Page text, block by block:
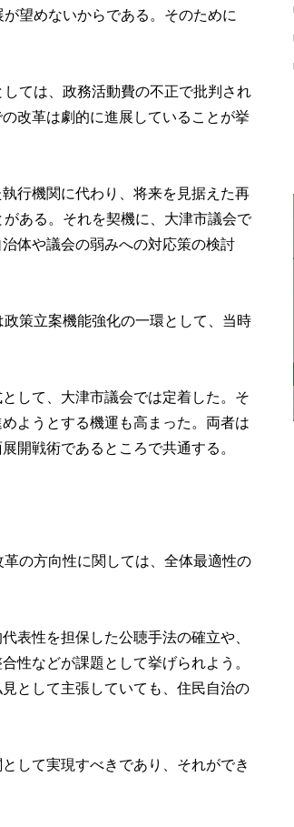
望めないからである。そのために
ては、政務活動費の不正で批判され
改革は劇的に進展していることが挙
行機関に代わり、将来を見据えた再
ある。それを契機に、大津市議会で
体や議会の弱みへの対応策の検討
策立案機能強化の一環として、当時
して、大津市議会では定着した。そ
ようとする機運も高まった。両者は
開戦術であるところで共通する。
の方向性に関しては、全体最適性の
性を担保した公聴手法の確立や、
性などが課題として挙げられよう。
として主張していても、住民自治の
して実現すべきであり、それができ